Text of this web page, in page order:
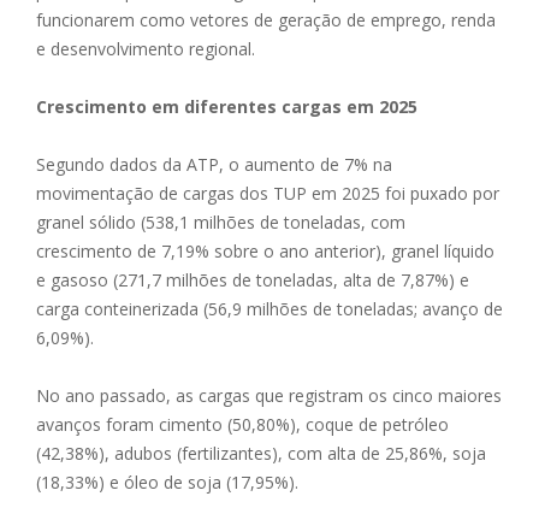
funcionarem como vetores de geração de emprego, renda
e desenvolvimento regional.
Crescimento em diferentes cargas em 2025
Segundo dados da ATP, o aumento de 7% na
movimentação de cargas dos TUP em 2025 foi puxado por
granel sólido (538,1 milhões de toneladas, com
crescimento de 7,19% sobre o ano anterior), granel líquido
e gasoso (271,7 milhões de toneladas, alta de 7,87%) e
carga conteinerizada (56,9 milhões de toneladas; avanço de
6,09%).
No ano passado, as cargas que registram os cinco maiores
avanços foram cimento (50,80%), coque de petróleo
(42,38%), adubos (fertilizantes), com alta de 25,86%, soja
(18,33%) e óleo de soja (17,95%).